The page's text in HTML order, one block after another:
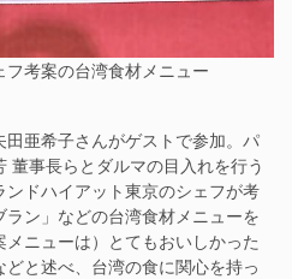
考案の台湾食材メニュー
亜希子さんがゲストで参加。パ
董事長らとダルマの目入れを行う
ドハイアット東京のシェフが考
ン」などの台湾食材メニューを
ニューは）とてもおいしかった
と述べ、台湾の食に関心を持っ